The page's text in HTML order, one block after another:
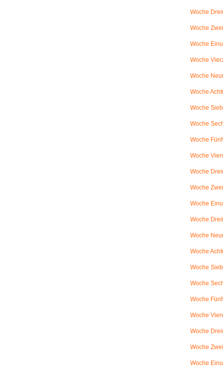
Woche
Woche
Woche
Woche
Woche
Woche
Woche
Woche
Woche
Woche
Woche
Woche
Woche
Woche
Woche
Woche
Woche
Woche
Woche
Woche
Woche
Woche
Woche